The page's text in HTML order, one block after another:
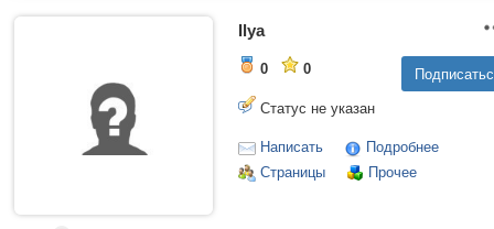
Ilya
0 0
Статус не указан
Написать
Подробнее
Страницы
Прочее